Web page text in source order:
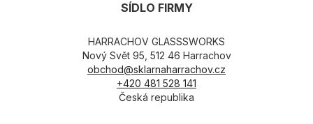
SÍDLO FIRMY
HARRACHOV GLASSSWORKS
Nový Svět 95, 512 46 Harrachov
obchod@sklarnaharrachov.cz
+420 481 528 141
Česká republika